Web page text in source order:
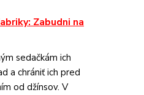
Zabudni na
sedačkám ich
a chrániť ich pred
od džínsov. V